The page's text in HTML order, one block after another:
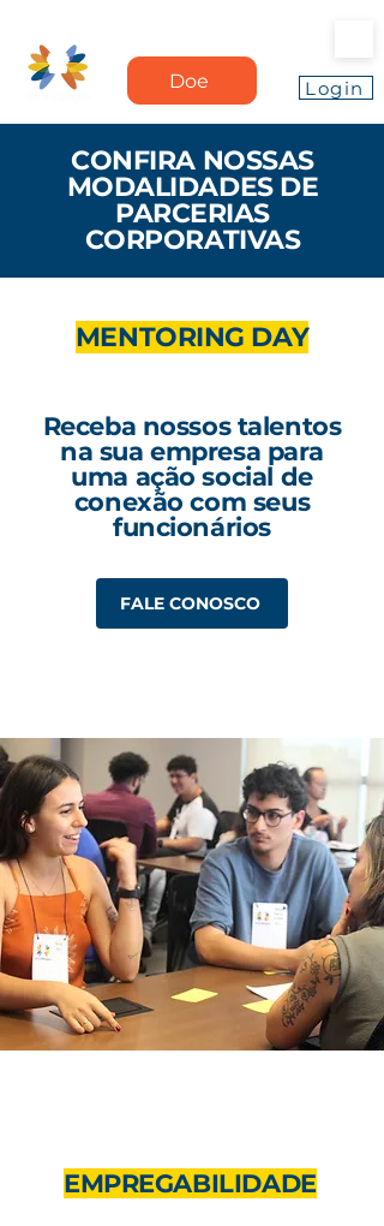
Doe Login
CONFIRA NOSSAS
MODALIDADES DE
PARCERIAS
CORPORATIVAS
Receba nossos talentos
na sua empresa para
uma ação social de
conexão com seus
funcionários
FALE CONOSCO
MENTORING DAY
EMPREGABILIDADE